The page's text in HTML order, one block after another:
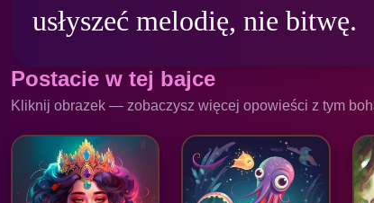
Postacie w tej bajce
Kliknij obrazek — zobaczysz więcej opowieści z tym